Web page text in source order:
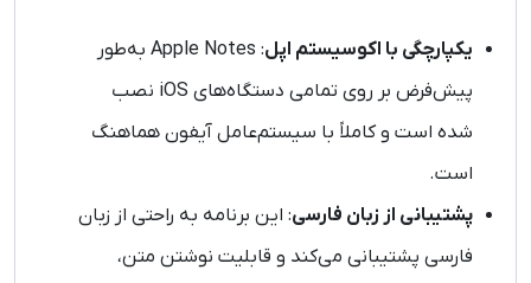
یکپارچگی با اکوسیستم اپل
: Apple Notes به‌طور
پیش‌فرض بر روی تمامی دستگاه‌های iOS نصب
شده است و کاملاً با سیستم‌عامل آیفون هماهنگ
است.
پشتیبانی از زبان فارسی: این برنامه به راحتی از زبان
فارسی پشتیبانی می‌کند و قابلیت نوشتن متن،